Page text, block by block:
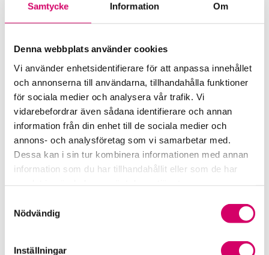
Samtycke Information Om
Denna webbplats använder cookies
Vi använder enhetsidentifierare för att anpassa innehållet
och annonserna till användarna, tillhandahålla funktioner
för sociala medier och analysera vår trafik. Vi
vidarebefordrar även sådana identifierare och annan
information från din enhet till de sociala medier och
annons- och analysföretag som vi samarbetar med.
Dessa kan i sin tur kombinera informationen med annan
information som du har tillhandahållit eller som de har
Nödvändig
Inställningar
Auktoriserad Lönekonsult
UCS One Business AB
Linköping
Telefon
013-36 92 00
Mobiltelefon